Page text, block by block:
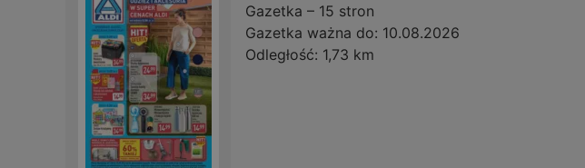
Gazetka – 15 stron
Gazetka ważna do: 10.08.2026
Odległość: 1,73 km